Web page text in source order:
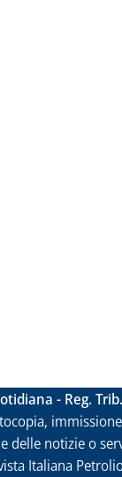
- Reg.
notizie o
Italiana